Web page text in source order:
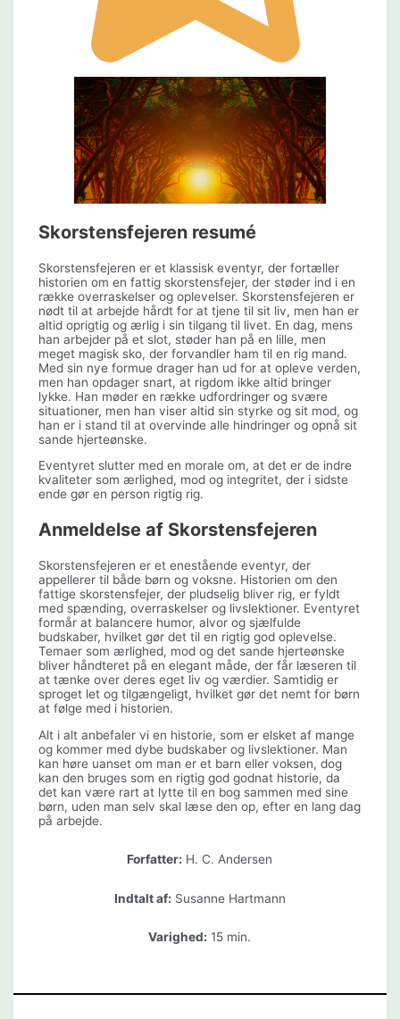
Skorstensfejeren resumé
Skorstensfejeren er et klassisk eventyr, der fortæller
historien om en fattig skorstensfejer, der støder ind i en
række overraskelser og oplevelser. Skorstensfejeren er
nødt til at arbejde hårdt for at tjene til sit liv, men han er
altid oprigtig og ærlig i sin tilgang til livet. En dag, mens
han arbejder på et slot, støder han på en lille, men
meget magisk sko, der forvandler ham til en rig mand.
Med sin nye formue drager han ud for at opleve verden,
men han opdager snart, at rigdom ikke altid bringer
lykke. Han møder en række udfordringer og svære
situationer, men han viser altid sin styrke og sit mod, og
han er i stand til at overvinde alle hindringer og opnå sit
sande hjerteønske.
Eventyret slutter med en morale om, at det er de indre
kvaliteter som ærlighed, mod og integritet, der i sidste
ende gør en person rigtig rig.
Anmeldelse af Skorstensfejeren
Skorstensfejeren er et enestående eventyr, der
appellerer til både børn og voksne. Historien om den
fattige skorstensfejer, der pludselig bliver rig, er fyldt
med spænding, overraskelser og livslektioner. Eventyret
formår at balancere humor, alvor og sjælfulde
budskaber, hvilket gør det til en rigtig god oplevelse.
Temaer som ærlighed, mod og det sande hjerteønske
bliver håndteret på en elegant måde, der får læseren til
at tænke over deres eget liv og værdier. Samtidig er
sproget let og tilgængeligt, hvilket gør det nemt for børn
at følge med i historien.
Alt i alt anbefaler vi en historie, som er elsket af mange
og kommer med dybe budskaber og livslektioner. Man
kan høre uanset om man er et barn eller voksen, dog
kan den bruges som en rigtig god godnat historie, da
det kan være rart at lytte til en bog sammen med sine
børn, uden man selv skal læse den op, efter en lang dag
på arbejde.
Forfatter: H. C. Andersen
Indtalt af: Susanne Hartmann
Varighed: 15 min.